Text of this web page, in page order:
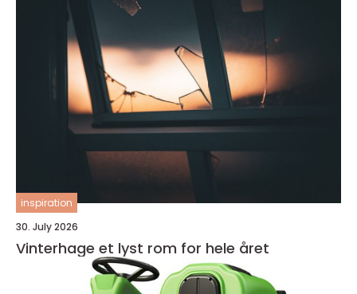
inspiration
30. July 2026
Vinterhage et lyst rom for hele året